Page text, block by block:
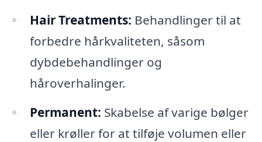
Hair Treatments: Behandlinger til at
forbedre hårkvaliteten, såsom
dybdebehandlinger og
håroverhalinger.
Permanent: Skabelse af varige bølger
eller krøller for at tilføje volumen eller